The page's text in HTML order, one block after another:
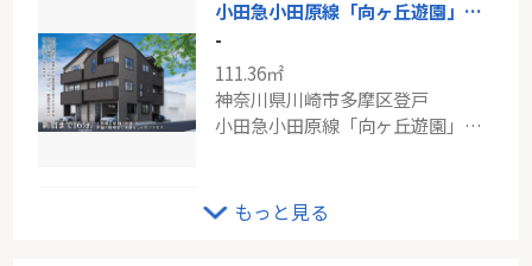
小田急小田原線「向ヶ丘遊園」新築分譲
-
111.36㎡
神奈川県川崎市多摩区登戸
小田急小田原線「向ヶ丘遊園」駅 徒歩15分
-
もっと見る